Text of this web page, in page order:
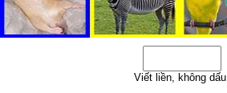
Viết liền, không dấu